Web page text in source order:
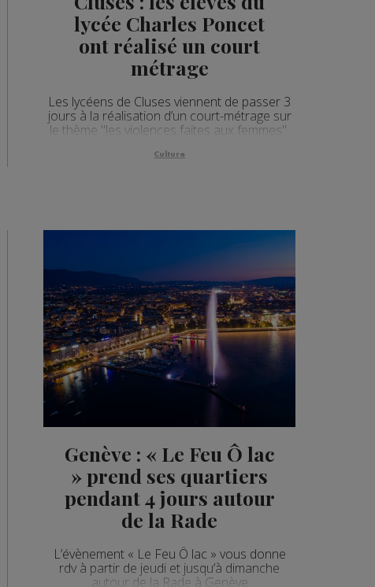
lycée Charles Poncet
ont réalisé un court
métrage
Les lycéens de Cluses viennent de passer 3
jours à la réalisation d’un court-métrage sur
le thème "les violences faites aux femmes".
Culture
Genève : « Le Feu Ô lac
» prend ses quartiers
pendant 4 jours autour
de la Rade
L’évènement « Le Feu Ô lac » vous donne
rdv à partir de jeudi et jusqu’à dimanche
autour de la Rade à Genève